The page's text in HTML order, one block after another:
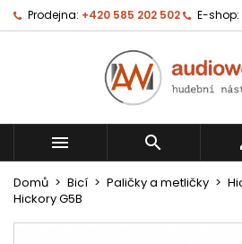
Prodejna: +420 585 202 502 E-shop:
 
Domů Bicí Paličky a metličky
Hickory G5B